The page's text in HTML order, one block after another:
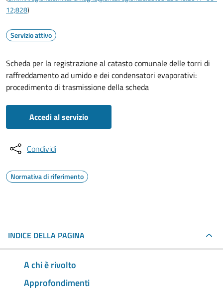
12;828)
Servizio attivo
Scheda per la registrazione al catasto comunale delle torri di
raffreddamento ad umido e dei condensatori evaporativi:
procedimento di trasmissione della scheda
Accedi al servizio
Condividi
Normativa di riferimento
INDICE DELLA PAGINA
A chi è rivolto
Approfondimenti